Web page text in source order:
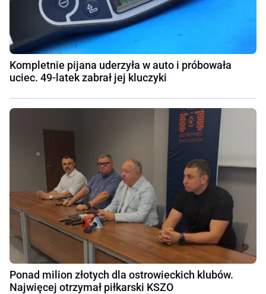
Kompletnie pijana uderzyła w auto i próbowała
uciec. 49-latek zabrał jej kluczyki
Ponad milion złotych dla ostrowieckich klubów.
Najwięcej otrzymał piłkarski KSZO